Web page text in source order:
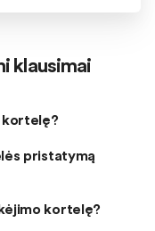
klausimai
kortelę?
pristatymą
kortelę?